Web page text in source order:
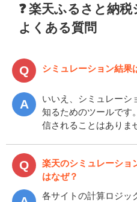
❓ 楽天ふるさと納
よくある質問
シミュレーション結果
いいえ、シミュレーシ
知るためのツールです
信されることはありま
楽天のシミュレーショ
はなぜ？
各サイトの計算ロジッ